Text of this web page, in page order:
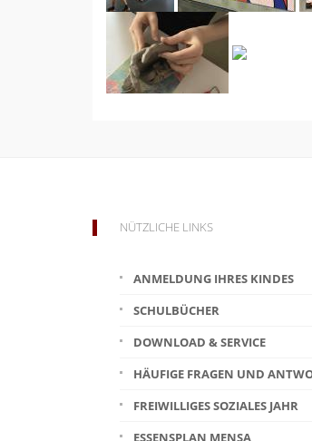
NÜTZLICHE LINKS
ANMELDUNG IHRES KINDES
SCHULBÜCHER
DOWNLOAD & SERVICE
HÄUFIGE FRAGEN UND
FREIWILLIGES SOZIALES JAHR
ESSENSPLAN MENSA